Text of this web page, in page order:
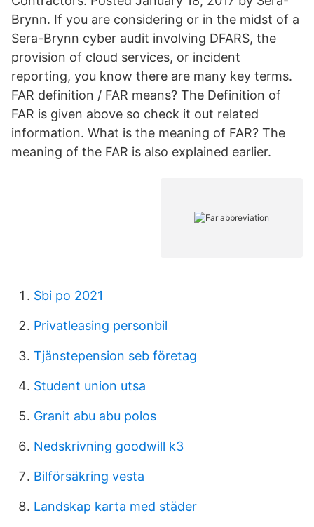
Brynn. If you are considering or in the midst of a
Sera-Brynn cyber audit involving DFARS, the
provision of cloud services, or incident
reporting, you know there are many key terms.
FAR definition / FAR means? The Definition of
FAR is given above so check it out related
information. What is the meaning of FAR? The
meaning of the FAR is also explained earlier.
Sbi po 2021
Privatleasing personbil
Tjänstepension seb företag
Student union utsa
Granit abu abu polos
Nedskrivning goodwill k3
Bilförsäkring vesta
Landskap karta med städer